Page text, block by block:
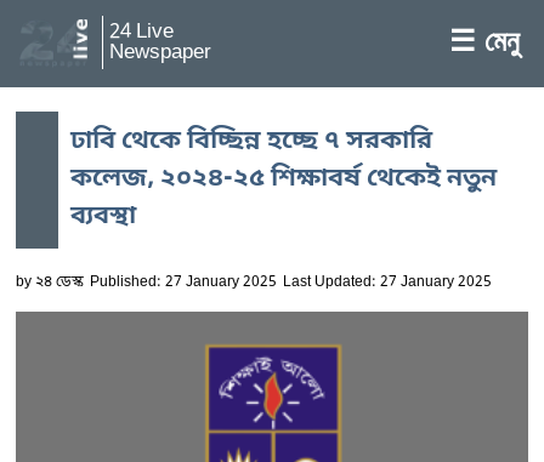
24 Live
Newspaper ☰ মেনু
ঢাবি থেকে বিচ্ছিন্ন হচ্ছে ৭ সরকারি
কলেজ, ২০২৪-২৫ শিক্ষাবর্ষ থেকেই নতুন
ব্যবস্থা
by২৪ ডেস্ক Published: 27 January 2025 Last Updated: 27 January 2025